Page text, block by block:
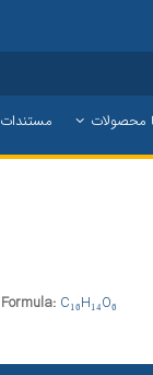
محصولات مستندات
C₁₆H₁₄O₆